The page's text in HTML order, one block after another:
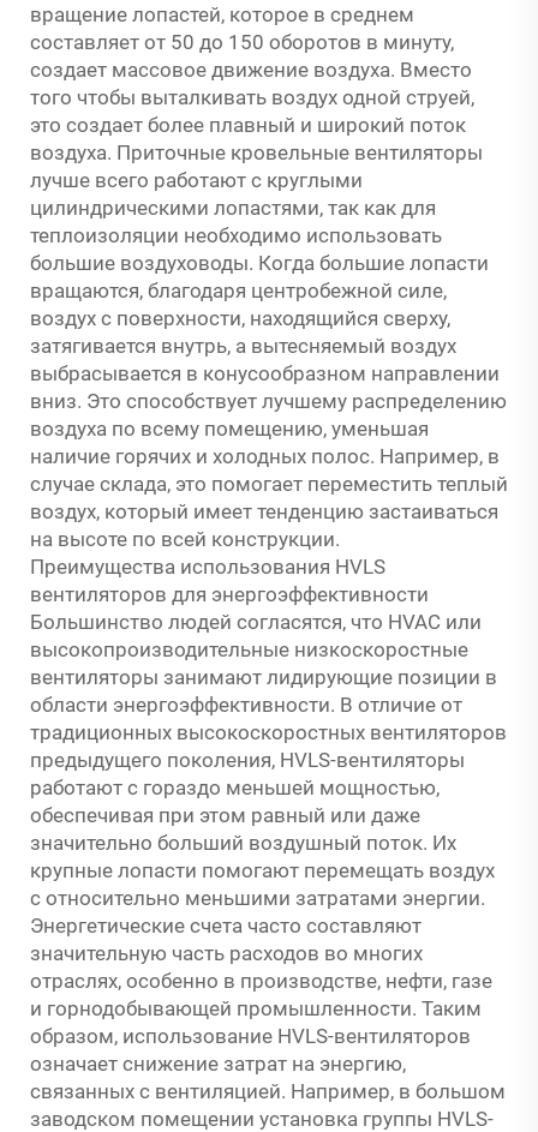
вращение лопастей, которое в среднем
составляет от 50 до 150 оборотов в минуту,
создает массовое движение воздуха. Вместо
того чтобы выталкивать воздух одной струей,
это создает более плавный и широкий поток
воздуха. Приточные кровельные вентиляторы
лучше всего работают с круглыми
цилиндрическими лопастями, так как для
теплоизоляции необходимо использовать
большие воздуховоды. Когда большие лопасти
вращаются, благодаря центробежной силе,
воздух с поверхности, находящийся сверху,
затягивается внутрь, а вытесняемый воздух
выбрасывается в конусообразном направлении
вниз. Это способствует лучшему распределению
воздуха по всему помещению, уменьшая
наличие горячих и холодных полос. Например, в
случае склада, это помогает переместить теплый
воздух, который имеет тенденцию застаиваться
на высоте по всей конструкции.
Преимущества использования HVLS
вентиляторов для энергоэффективности
Большинство людей согласятся, что HVAC или
высокопроизводительные низкоскоростные
вентиляторы занимают лидирующие позиции в
области энергоэффективности. В отличие от
традиционных высокоскоростных вентиляторов
предыдущего поколения, HVLS-вентиляторы
работают с гораздо меньшей мощностью,
обеспечивая при этом равный или даже
значительно больший воздушный поток. Их
крупные лопасти помогают перемещать воздух
с относительно меньшими затратами энергии.
Энергетические счета часто составляют
значительную часть расходов во многих
отраслях, особенно в производстве, нефти, газе
и горнодобывающей промышленности. Таким
образом, использование HVLS-вентиляторов
означает снижение затрат на энергию,
связанных с вентиляцией. Например, в большом
заводском помещении установка группы HVLS-